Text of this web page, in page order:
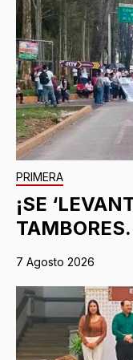
PRIMERA
¡SE
7 Agosto 2026